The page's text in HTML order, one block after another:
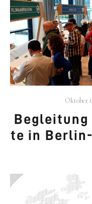
Oktober
te in